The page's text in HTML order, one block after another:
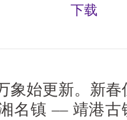
下载
象始更新。新
名镇 –– 靖港